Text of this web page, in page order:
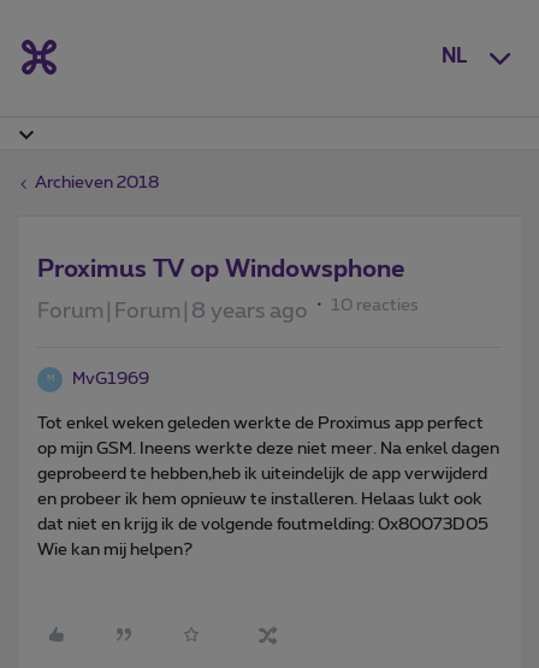
NL
Archieven 2018
Proximus TV op Windowsphone
Forum|Forum|8 years ago 10 reacties
M MvG1969
Tot enkel weken geleden werkte de Proximus app perfect
op mijn GSM. Ineens werkte deze niet meer. Na enkel dagen
geprobeerd te hebben,heb ik uiteindelijk de app verwijderd
en probeer ik hem opnieuw te installeren. Helaas lukt ook
dat niet en krijg ik de volgende foutmelding: 0x80073D05
Wie kan mij helpen?